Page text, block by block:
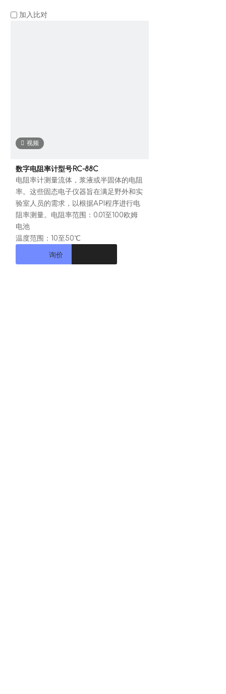
加入比对
视频
数字电阻率计型号RC-88C
电阻率计测量流体，浆液或半固体的电阻
率。这些固态电子仪器旨在满足野外和实
验室人员的需求，以根据API程序进行电
阻率测量。电阻率范围：0.01至100欧姆
电池
温度范围：10至50℃
询价